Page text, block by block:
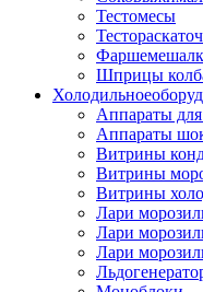
Тестомесы
Шприцы
Холодильное
Аппараты
Аппараты
Витрины
Витрины
Витрины
Лари
Лари
Лари